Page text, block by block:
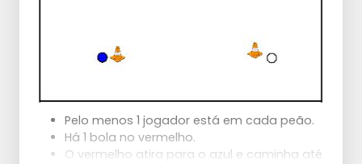
Pelo menos 1 jogador está em cada peão.
Há 1 bola no vermelho.
O vermelho atira para o azul e caminha até